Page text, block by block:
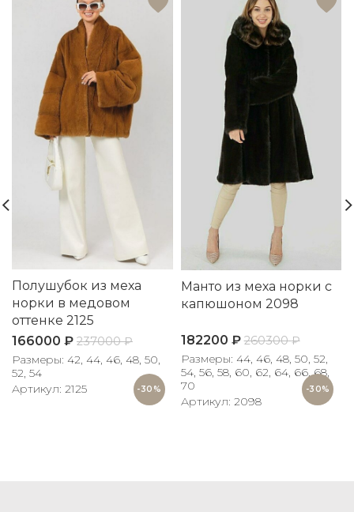
-30%
Полушубок из меха
норки в медовом
оттенке 2125
166000 ₽ 237000₽
Размеры: 42, 44, 46, 48, 50,
52, 54
Артикул: 2125
-30%
Манто из меха норки с
капюшоном 2098
182200 ₽ 260300₽
Размеры: 44, 46, 48, 50, 52,
54, 56, 58, 60, 62, 64, 66, 68,
70
Артикул: 2098